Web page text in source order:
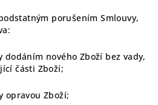
porušením Smlouvy,
dodáním nového Zboží bez vady,
části Zboží;
opravou Zboží;